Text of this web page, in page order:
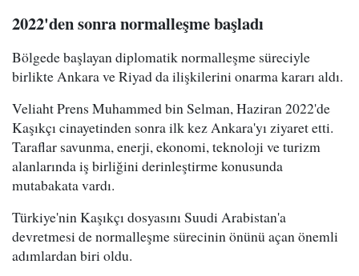
2022'den sonra normalleşme başladı
Bölgede başlayan diplomatik normalleşme süreciyle
birlikte Ankara ve Riyad da ilişkilerini onarma kararı aldı.
Veliaht Prens Muhammed bin Selman, Haziran 2022'de
Kaşıkçı cinayetinden sonra ilk kez Ankara'yı ziyaret etti.
Taraflar savunma, enerji, ekonomi, teknoloji ve turizm
alanlarında iş birliğini derinleştirme konusunda
mutabakata vardı.
Türkiye'nin Kaşıkçı dosyasını Suudi Arabistan'a
devretmesi de normalleşme sürecinin önünü açan önemli
adımlardan biri oldu.